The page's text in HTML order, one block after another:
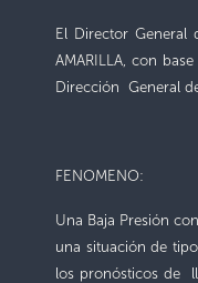
El Director General
AMARILLA, con
Dirección General
FENOMENO:
Una Baja Presión
una situación de
los pronósticos de